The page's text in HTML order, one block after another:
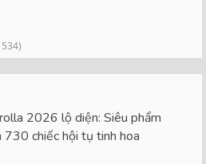
2026 lộ diện: Siêu phẩm
730 chiếc hội tụ tinh hoa